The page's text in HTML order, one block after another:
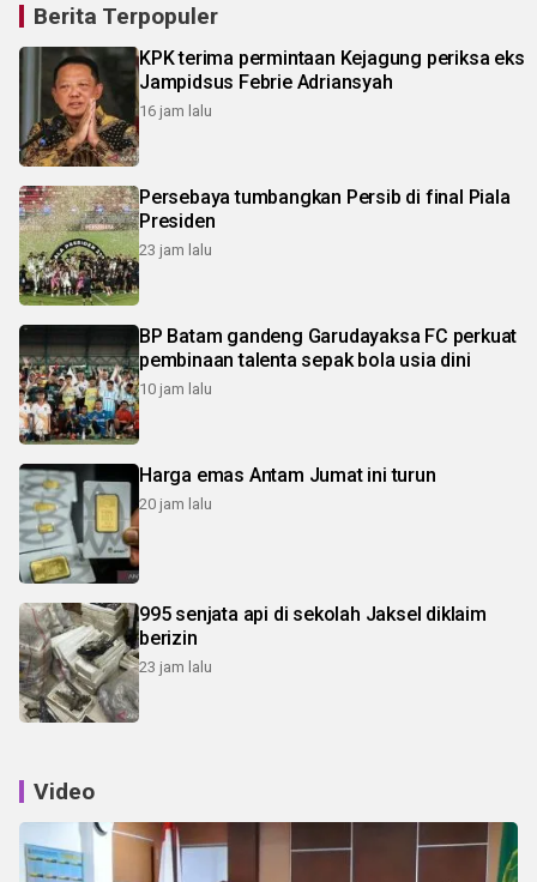
Berita Terpopuler
KPK terima permintaan Kejagung periksa eks
Jampidsus Febrie Adriansyah
16 jam lalu
Persebaya tumbangkan Persib di final Piala
Presiden
23 jam lalu
BP Batam gandeng Garudayaksa FC perkuat
pembinaan talenta sepak bola usia dini
10 jam lalu
Harga emas Antam Jumat ini turun
20 jam lalu
995 senjata api di sekolah Jaksel diklaim
berizin
23 jam lalu
Video